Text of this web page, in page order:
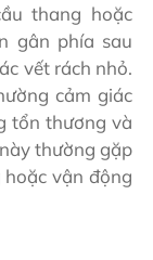
thang hoặc
gân phía sau
vết rách nhỏ.
cảm giác
tổn thương và
thường gặp
vận động